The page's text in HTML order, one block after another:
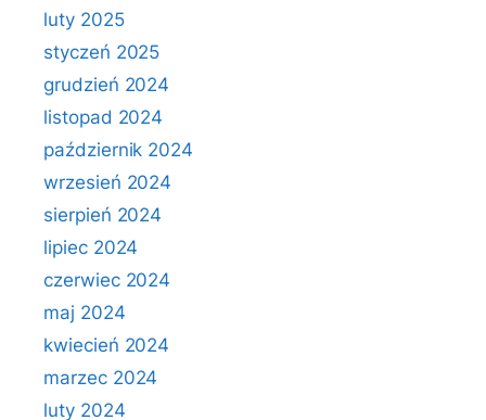
luty 2025
styczeń 2025
grudzień 2024
listopad 2024
październik 2024
wrzesień 2024
sierpień 2024
lipiec 2024
czerwiec 2024
maj 2024
kwiecień 2024
marzec 2024
luty 2024